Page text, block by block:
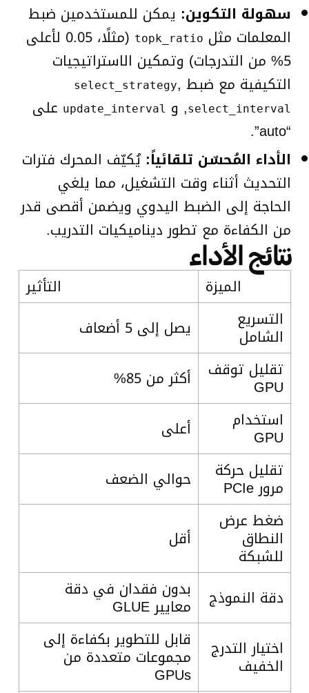
سهولة التكوين: يمكن للمستخدمين ضبط
المعلمات مثل topk_ratio
(مثلًا، 0.05 لأعلى
5% من التدرجات) وتمكين الاستراتيجيات
التكيفية مع ضبط
select_strategy,
select_interval, و update_interval على
“auto”.
الأداء المُحسّن تلقائياً: يُكيّف المحرك فترات
التحديث أثناء وقت التشغيل، مما يلغي
الحاجة إلى الضبط اليدوي ويضمن أقصى قدر
من الكفاءة مع تطور ديناميكيات التدريب.
نتائج الأداء
الميزة
التأثير
التسريع
الشامل
يصل إلى 5 أضعاف
تقليل توقف
GPU
أكثر من 85%
استخدام
GPU
أعلى
تقليل حركة
مرور PCIe
حوالي الضعف
ضغط عرض
النطاق
للشبكة
أقل
دقة النموذج بدون فقدان في دقة
معايير GLUE
اختيار التدرج
الخفيف
قابل للتطوير بكفاءة إلى
مجموعات متعددة من
GPUs